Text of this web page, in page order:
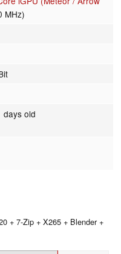
MHz)
days old
+ 7-Zip + X265 + Blender +